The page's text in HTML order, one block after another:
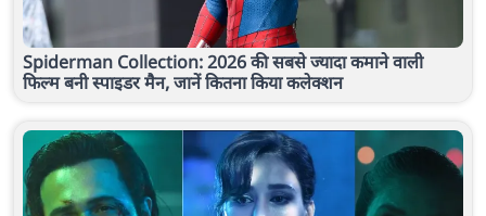
Spiderman Collection: 2026 की सबसे ज्यादा कमाने वाली
फिल्म बनी स्पाइडर मैन, जानें कितना किया कलेक्शन